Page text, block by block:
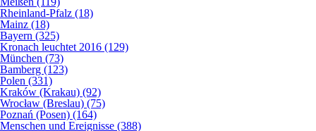
Rheinland-Pfalz (18)
Mainz (18)
Bayern (325)
Kronach leuchtet 2016 (129)
München (73)
Bamberg (123)
Polen (331)
Kraków (Krakau) (92)
Wrocław (Breslau) (75)
Poznań (Posen) (164)
Menschen und Ereignisse (388)